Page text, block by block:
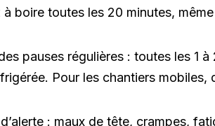
boire toutes les 20 minutes,
pauses régulières : toutes les 1
Pour les chantiers
: maux de tête, crampes,